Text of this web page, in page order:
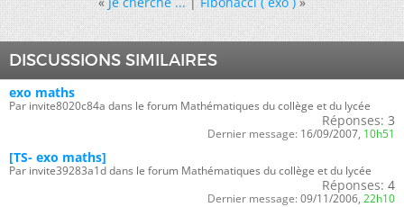
DISCUSSIONS SIMILAIRES
exo maths
Par invite8020c84a dans le forum Mathématiques du collège et du lycée
Réponses: 3
Dernier message: 16/09/2007, 10h51
[TS- exo maths]
Par invite39283a1d dans le forum Mathématiques du collège et du lycée
Réponses: 4
Dernier message: 09/11/2006, 22h10